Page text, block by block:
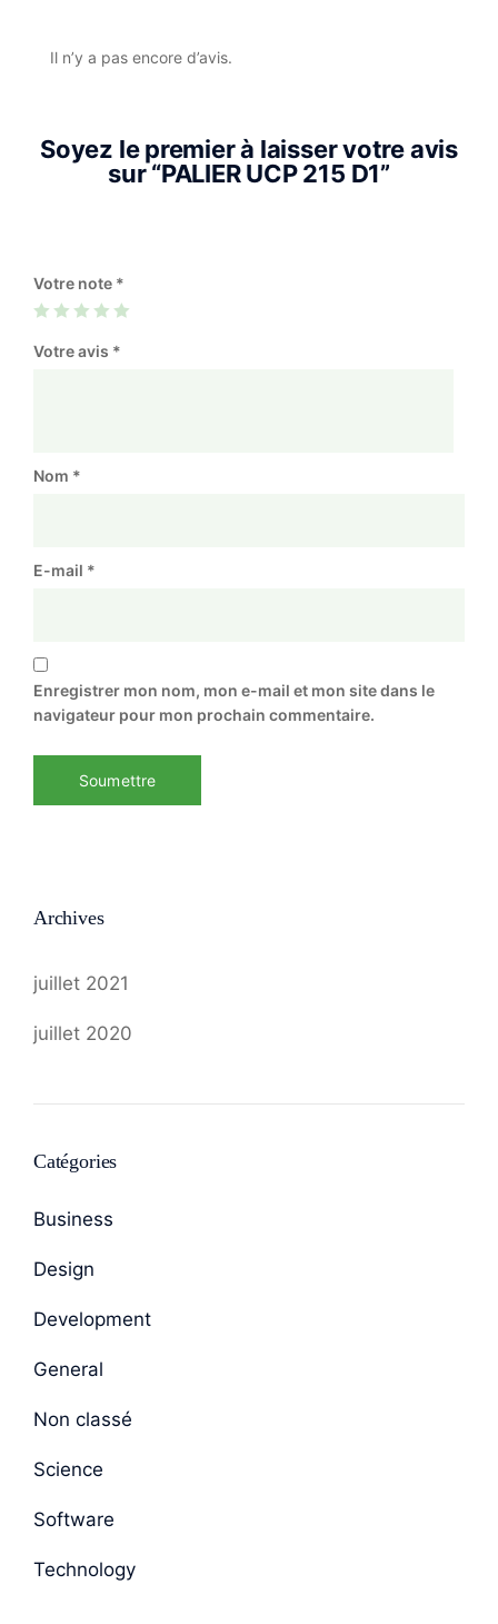
Il n’y a pas encore d’avis.
Soyez le premier à laisser votre avis
sur “PALIER UCP 215 D1”
Votre note *
Votre avis *
Nom *
E-mail *
Enregistrer mon nom, mon e-mail et mon site dans le
navigateur pour mon prochain commentaire.
Archives
juillet 2021
juillet 2020
Catégories
Business
Design
Development
General
Non classé
Science
Software
Technology